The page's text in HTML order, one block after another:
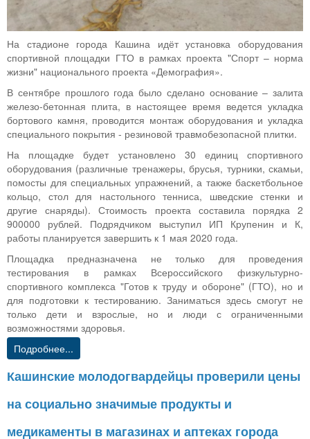
На стадионе города Кашина идёт установка оборудования
спортивной площадки ГТО в рамках проекта "Спорт – норма
жизни" национального проекта «Демография».
В сентябре прошлого года было сделано основание – залита
железо-бетонная плита, в настоящее время ведется укладка
бортового камня, проводится монтаж оборудования и укладка
специального покрытия - резиновой травмобезопасной плитки.
На площадке будет установлено 30 единиц спортивного
оборудования (различные тренажеры, брусья, турники, скамьи,
помосты для специальных упражнений, а также баскетбольное
кольцо, стол для настольного тенниса, шведские стенки и
другие снаряды). Стоимость проекта составила порядка 2
900000 рублей. Подрядчиком выступил ИП Крупенин и К,
работы планируется завершить к 1 мая 2020 года.
Площадка предназначена не только для проведения
тестирования в рамках Всероссийского физкультурно-
спортивного комплекса "Готов к труду и обороне" (ГТО), но и
для подготовки к тестированию. Заниматься здесь смогут не
только дети и взрослые, но и люди с ограниченными
возможностями здоровья.
Подробнее...
Кашинские молодогвардейцы проверили цены
на социально значимые продукты и
медикаменты в магазинах и аптеках города